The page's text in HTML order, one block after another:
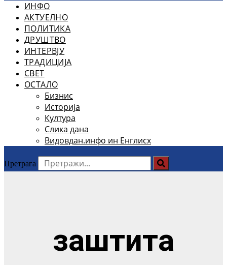
ИНФО
АКТУЕЛНО
ПОЛИТИКА
ДРУШТВО
ИНТЕРВЈУ
ТРАДИЦИЈА
СВЕТ
ОСТАЛО
Бизнис
Историја
Култура
Слика дана
Видовдан.инфо ин Енглисх
Претрага
заштита